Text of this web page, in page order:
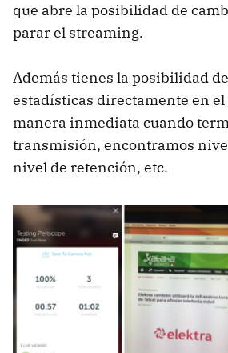
que abre la posibilidad de
parar el streaming.
Además tienes la posibilidad
estadísticas directamente en
manera inmediata cuando
transmisión, encontramos
nivel de retención, etc.